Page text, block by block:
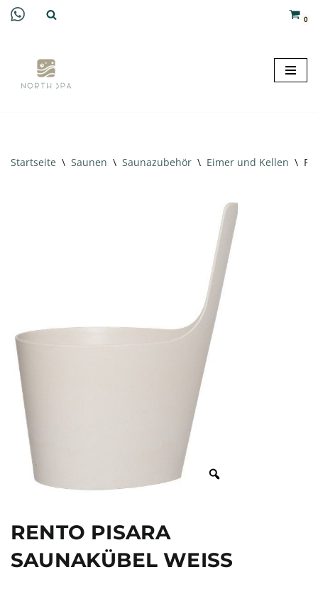
springen
0
Startseite \ Saunen \ Saunazubehör \ Eimer und Kellen \
RENTO PISARA
SAUNAKÜBEL WEISS